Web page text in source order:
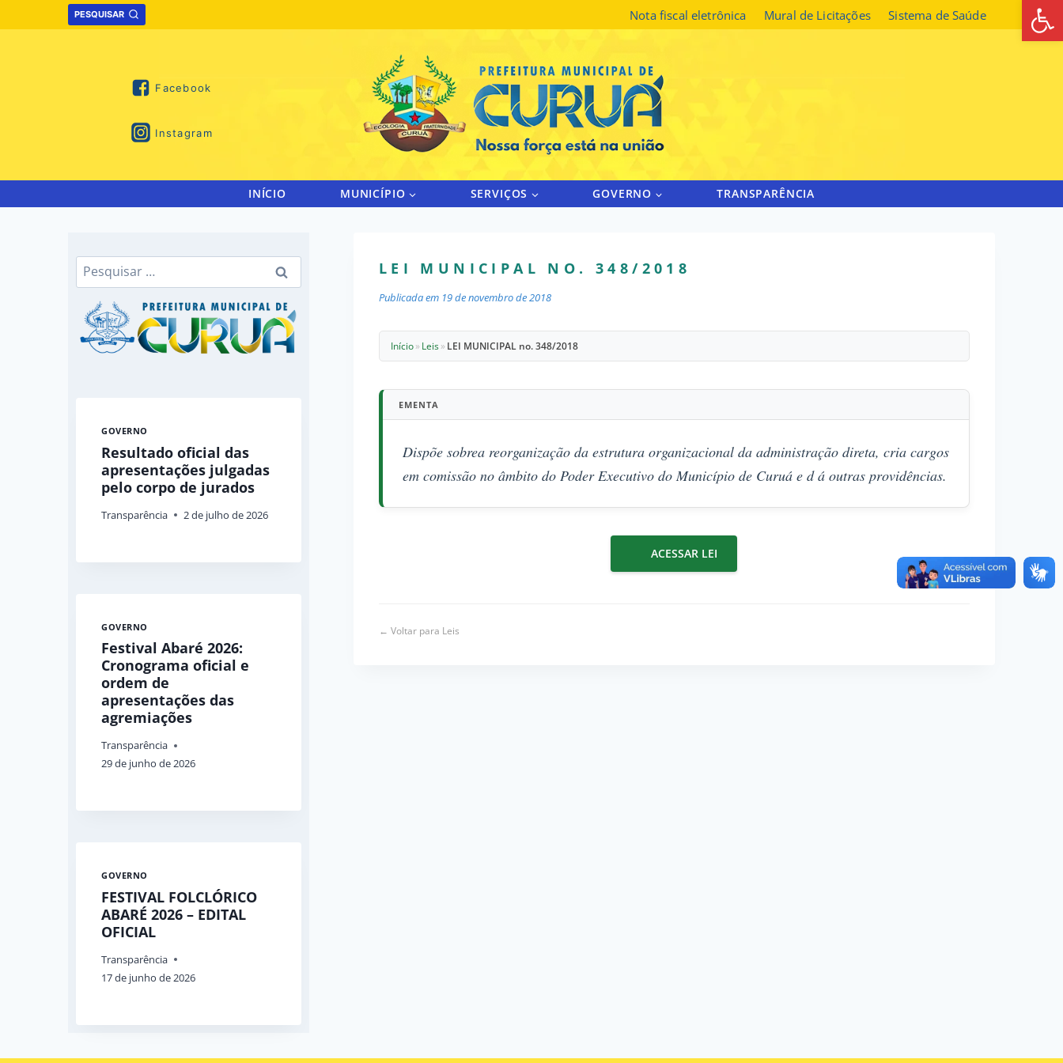
to
PESQUISAR Nota fiscal eletrônica Mural de Licitações Sistema de Saúde
Facebook
Instagram
INÍCIO MUNICÍPIO SERVIÇOS GOVERNO TRANSPARÊNCIA
LEI MUNICIPAL NO. 348/2018
Publicada em 19 de novembro de 2018
Início» Leis» LEI MUNICIPAL no. 348/2018
EMENTA
Dispõe sobrea reorganização da estrutura organizacional da administração direta, cria cargos
em comissão no âmbito do Poder Executivo do Município de Curuá e d á outras providências.
ACESSAR LEI
← Voltar para Leis
Pesquisar
por:
GOVERNO
Resultado oficial das
apresentações julgadas
pelo corpo de jurados
Transparência 2 de julho de 2026
GOVERNO
Festival Abaré 2026:
Cronograma oficial e
ordem de
apresentações das
agremiações
Transparência
29 de junho de 2026
GOVERNO
FESTIVAL FOLCLÓRICO
ABARÉ 2026 – EDITAL
OFICIAL
Transparência
17 de junho de 2026